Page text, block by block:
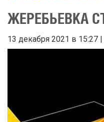
ЖЕРЕБЬЕВКА
13 декабря 2021 в 15:27 |